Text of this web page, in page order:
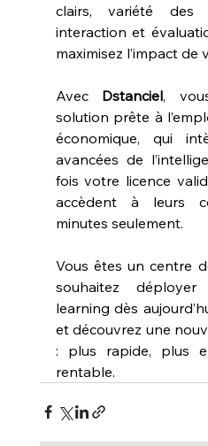
clairs, variété des
interaction et
maximisez l’impact de
Avec Dstanciel,
solution prête à
économique, qui
avancées de
fois votre licence
accèdent à leurs
minutes seulement.
Vous êtes un centre
souhaitez
learning dès
et découvrez une
: plus rapide, plus
rentable.